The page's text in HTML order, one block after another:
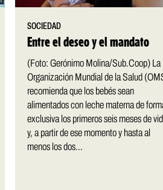
SOCIEDAD
Entre el deseo y el mandato
(Foto: Gerónimo Molina/Sub.Coop) La
Organización Mundial de la Salud
recomienda que los bebés sean
alimentados con leche materna de
exclusiva los primeros seis meses de
y, a partir de ese momento y hasta al
menos los dos...